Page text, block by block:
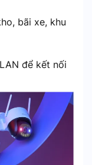
bãi xe, khu
để kết nối